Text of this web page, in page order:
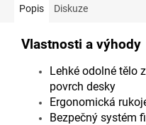
Popis Diskuze
Vlastnosti a výhody
Lehké odolné tělo
povrch desky
Ergonomická
Bezpečný systém